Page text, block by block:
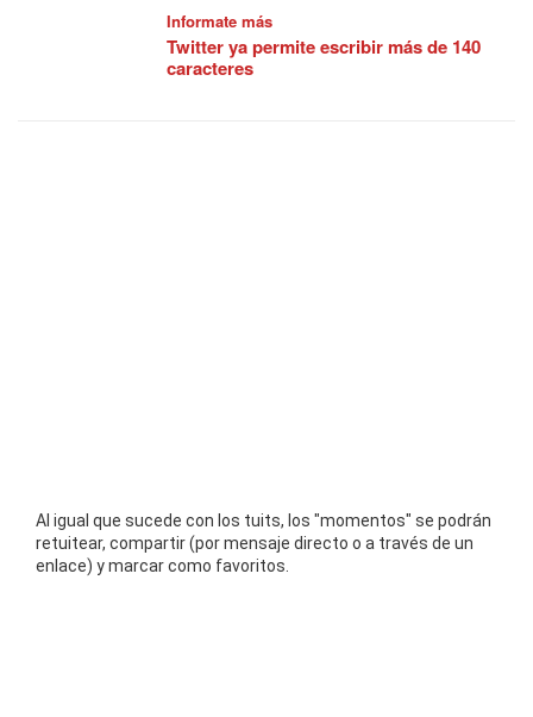
Informate más
Twitter ya permite escribir más de 140
caracteres
Al igual que sucede con los tuits, los "momentos" se podrán
retuitear, compartir (por mensaje directo o a través de un
enlace) y marcar como favoritos.